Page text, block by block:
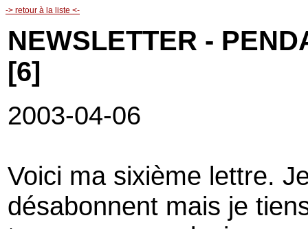
-> retour à la liste <-
NEWSLETTER -
[6]
2003-04-06
Voici ma sixième lettre.
désabonnent mais je